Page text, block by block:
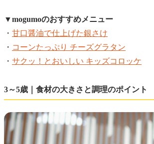
▼mogumoのおすすめメニュー
・ 甘口醤油で仕上げた銀さけ
・ コーンたっぷり チーズグラタン
・ サクッ！とおいしい キッズコロッケ
3～5歳｜食材の大きさと調理のポイント